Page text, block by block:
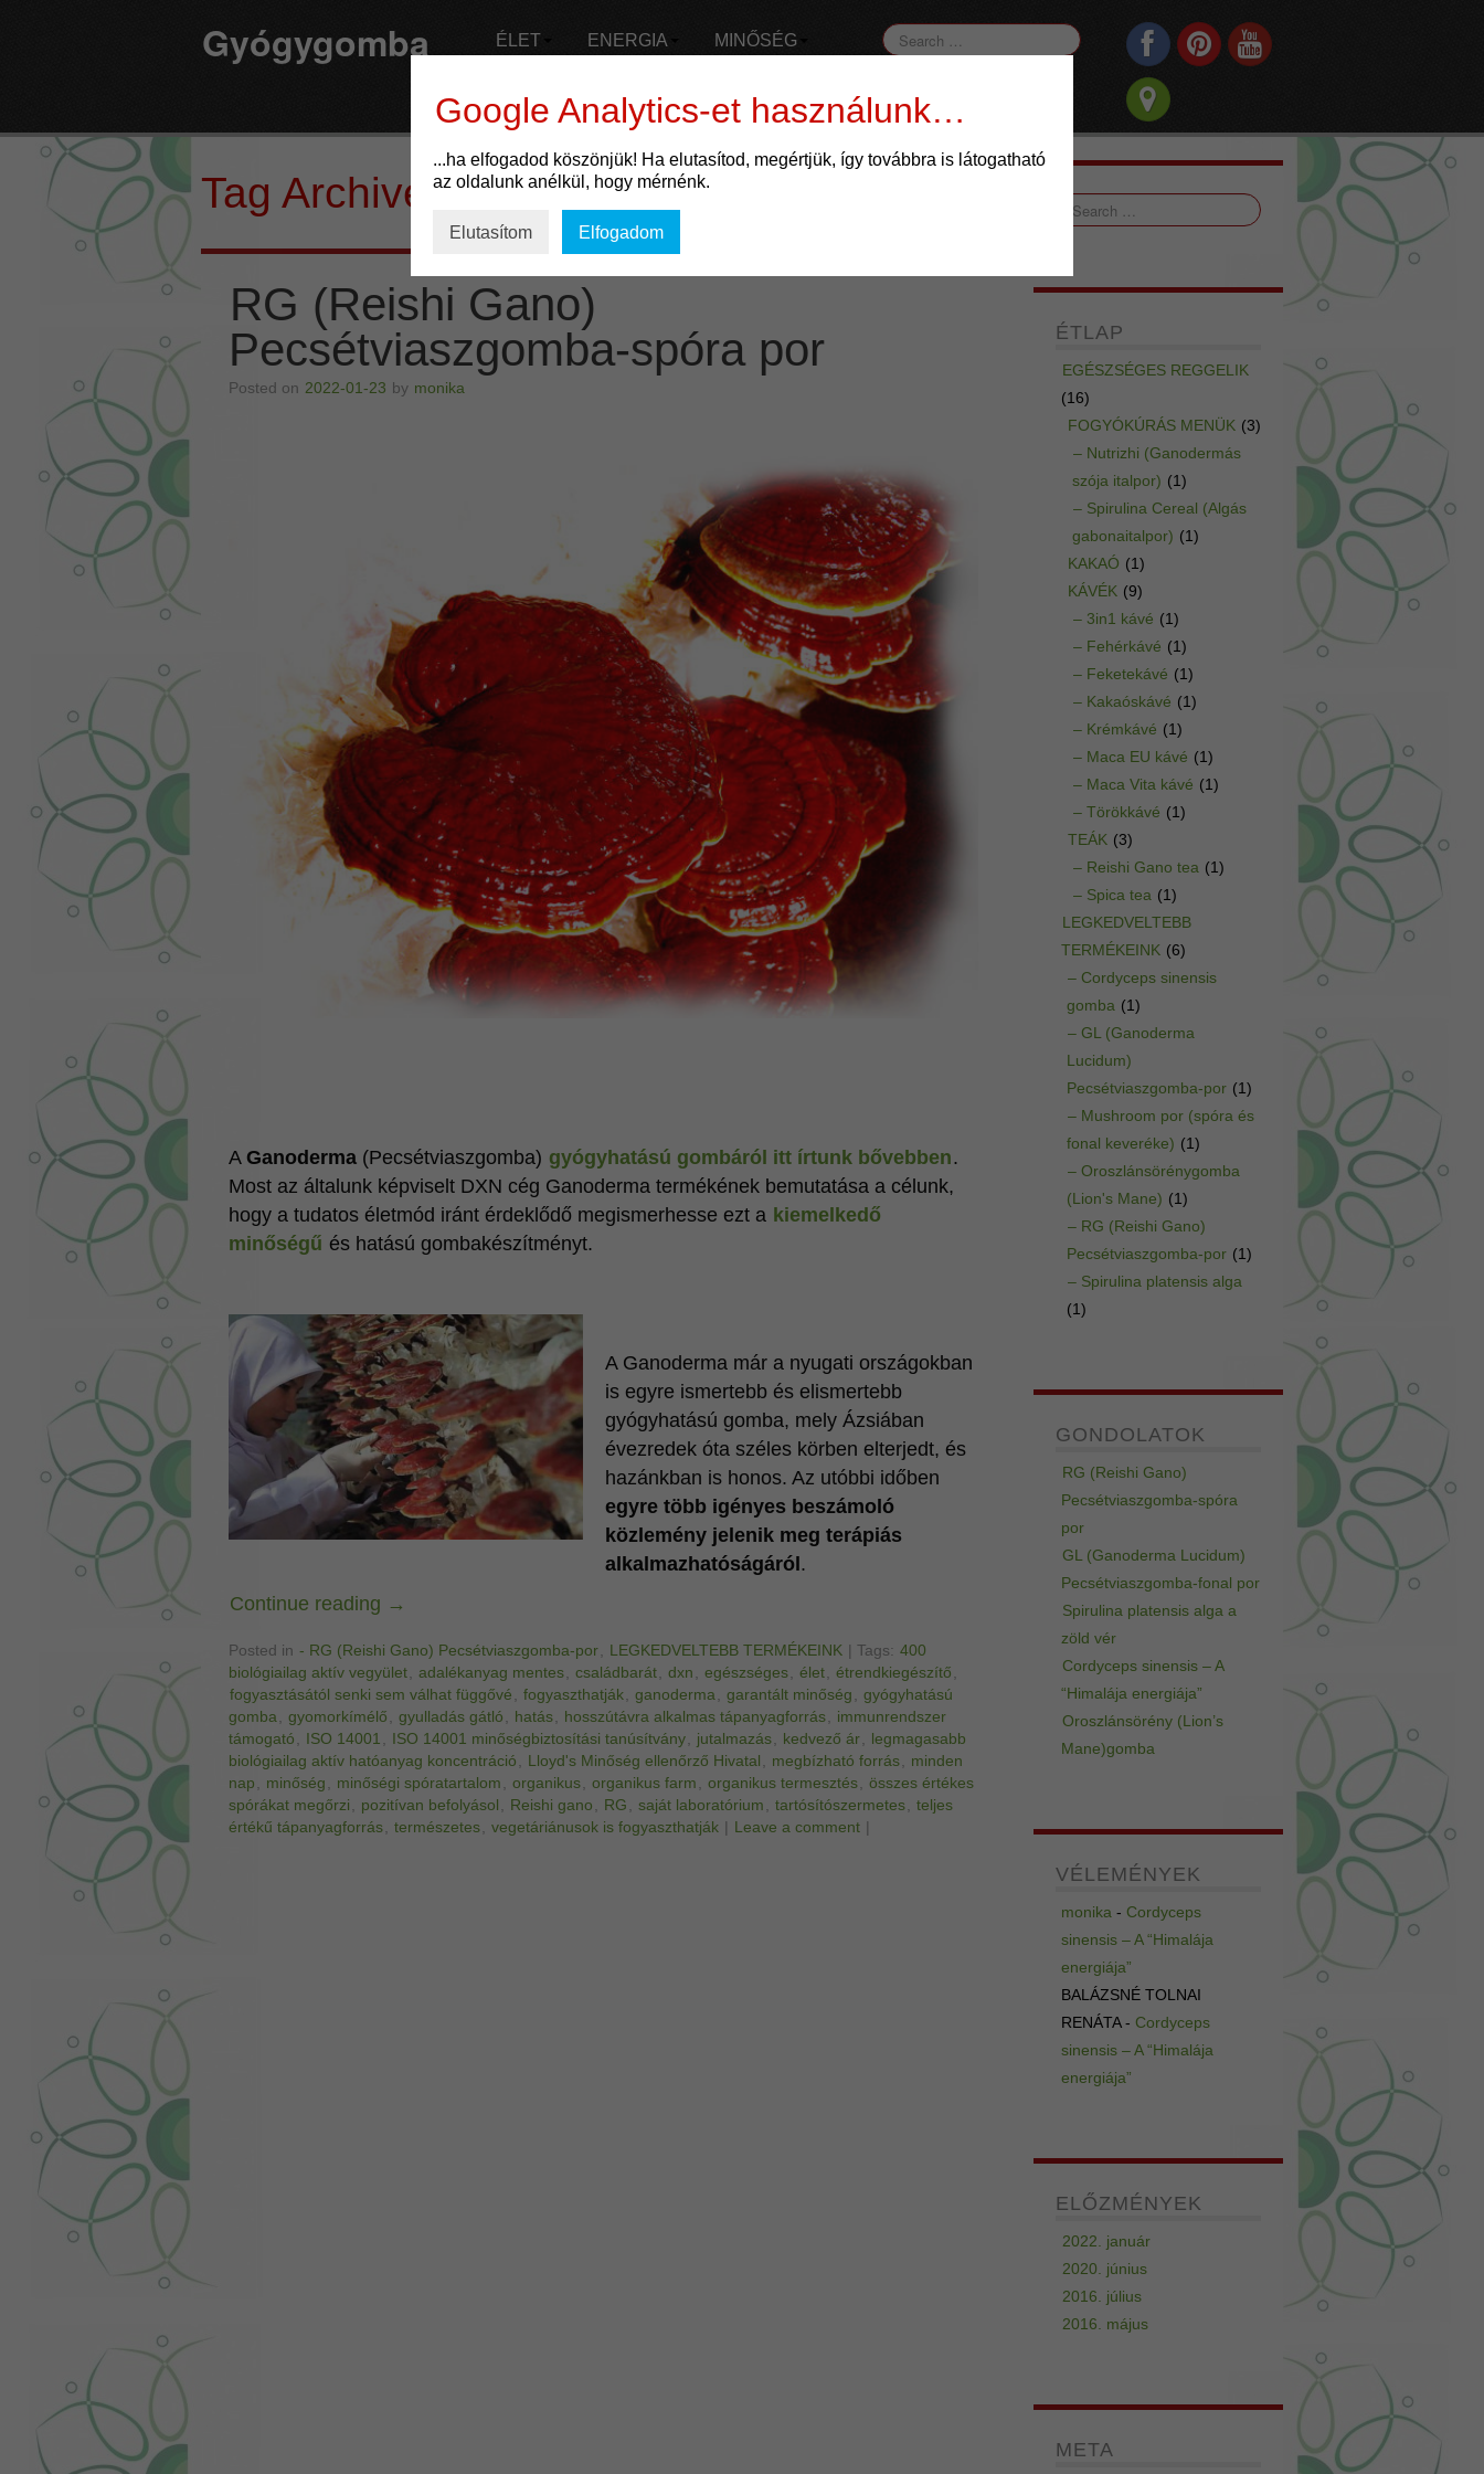
Gyógygomba ÉLET ENERGIA MINŐSÉG
Tag Archives:RG
RG (Reishi Gano)
Pecsétviaszgomba-spóra por
Posted on 2022-01-23 by monika
A Ganoderma (Pecsétviaszgomba) gyógyhatású gombáról itt írtunk bővebben.
Most az általunk képviselt DXN cég Ganoderma termékének bemutatása a célunk,
hogy a tudatos életmód iránt érdeklődő megismerhesse ezt a kiemelkedő
minőségű és hatású gombakészítményt.
A Ganoderma már a nyugati országokban
is egyre ismertebb és elismertebb
gyógyhatású gomba, mely Ázsiában
évezredek óta széles körben elterjedt, és
hazánkban is honos. Az utóbbi időben
egyre több igényes beszámoló
közlemény jelenik meg terápiás
alkalmazhatóságáról .
Continue reading →
Posted in - RG (Reishi Gano) Pecsétviaszgomba-por, LEGKEDVELTEBB TERMÉKEINK Tags: 400
biológiailag aktív vegyület, adalékanyag mentes, családbarát, dxn , egészséges, élet, étrendkiegészítő ,
fogyasztásától senki sem válhat függővé , fogyaszthatják, ganoderma, garantált minőség , gyógyhatású
gomba, gyomorkímélő , gyulladás gátló , hatás, hosszútávra alkalmas tápanyagforrás, immunrendszer
támogató , ISO 14001 , ISO 14001 minőségbiztosítási tanúsítvány, jutalmazás, kedvező ár, legmagasabb
biológiailag aktív hatóanyag koncentráció , Lloyd's Minőség ellenőrző Hivatal , megbízható forrás, minden
nap , minőség , minőségi spóratartalom , organikus, organikus farm , organikus termesztés, összes értékes
spórákat megőrzi , pozitívan befolyásol , Reishi gano , RG , saját laboratórium , tartósítószermetes, teljes
értékű tápanyagforrás, természetes, vegetáriánusok is fogyaszthatják Leave a comment
ÉTLAP
EGÉSZSÉGES REGGELIK
(16)
FOGYÓKÚRÁS MENÜK (3)
– Nutrizhi (Ganodermás
szója italpor) (1)
– Spirulina Cereal (Algás
gabonaitalpor) (1)
KAKAÓ (1)
KÁVÉK (9)
– 3in1 kávé (1)
– Fehérkávé (1)
– Feketekávé (1)
– Kakaóskávé (1)
– Krémkávé (1)
– Maca EU kávé (1)
– Maca Vita kávé (1)
– Törökkávé (1)
TEÁK (3)
– Reishi Gano tea (1)
– Spica tea (1)
LEGKEDVELTEBB
TERMÉKEINK (6)
– Cordyceps sinensis
gomba (1)
– GL (Ganoderma
Lucidum)
Pecsétviaszgomba-por (1)
– Mushroom por (spóra és
fonal keveréke) (1)
– Oroszlánsörénygomba
(Lion's Mane) (1)
– RG (Reishi Gano)
Pecsétviaszgomba-por (1)
– Spirulina platensis alga
(1)
GONDOLATOK
RG (Reishi Gano)
Pecsétviaszgomba-spóra
por
GL (Ganoderma Lucidum)
Pecsétviaszgomba-fonal por
Spirulina platensis alga a
zöld vér
Cordyceps sinensis – A
“Himalája energiája”
Oroszlánsörény (Lion’s
Mane)gomba
VÉLEMÉNYEK
monika - Cordyceps
sinensis – A “Himalája
energiája”
BALÁZSNÉ TOLNAI
RENÁTA- Cordyceps
sinensis – A “Himalája
energiája”
ELŐZMÉNYEK
2022. január
2020. június
2016. július
2016. május
META
Google Analytics-et használunk…
...ha elfogadod köszönjük! Ha elutasítod, megértjük, így továbbra is látogatható
az oldalunk anélkül, hogy mérnénk.
Elutasítom Elfogadom